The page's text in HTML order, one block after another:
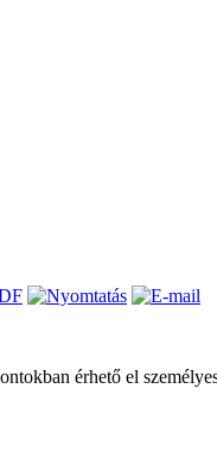
érhető el